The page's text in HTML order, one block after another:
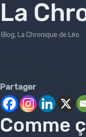
La
Blog, La Chronique de Léo
Partager
Comme